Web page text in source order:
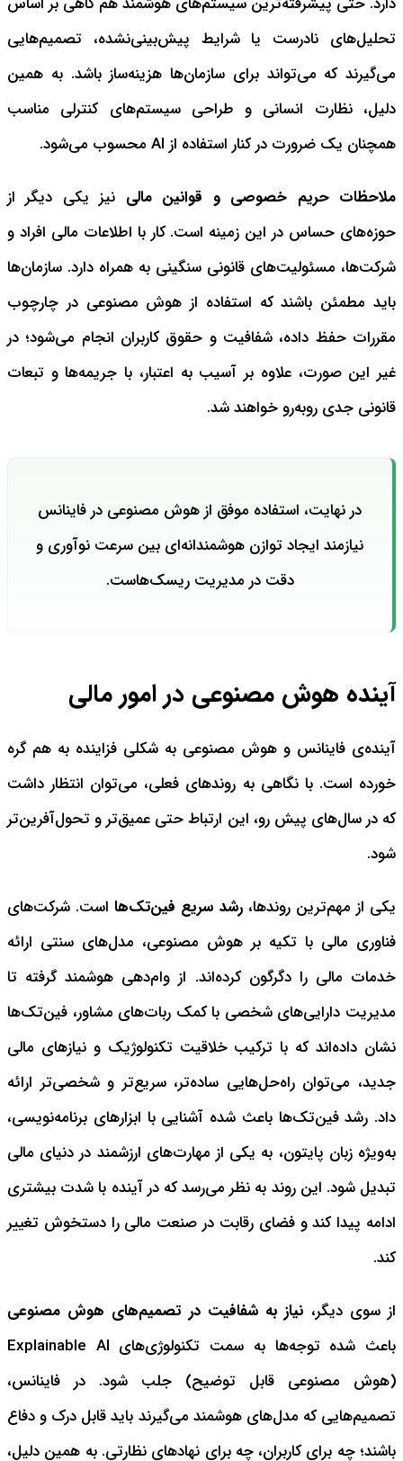
تحلیل‌های نادرست یا شرایط پیش‌بینی‌نشده، تصمیم‌هایی
می‌گیرند که می‌تواند برای سازمان‌ها هزینه‌ساز باشد. به همین
دلیل، نظارت انسانی و طراحی سیستم‌های کنترلی مناسب
همچنان یک ضرورت در کنار استفاده از AI محسوب می‌شود.
ملاحظات حریم خصوصی و قوانین مالی نیز یکی دیگر از
حوزه‌های حساس در این زمینه است. کار با اطلاعات مالی افراد و
شرکت‌ها، مسئولیت‌های قانونی سنگینی به همراه دارد. سازمان‌ها
باید مطمئن باشند که استفاده از هوش مصنوعی در چارچوب
مقررات حفظ داده، شفافیت و حقوق کاربران انجام می‌شود؛ در
غیر این صورت، علاوه بر آسیب به اعتبار، با جریمه‌ها و تبعات
قانونی جدی روبه‌رو خواهند شد.
در نهایت، استفاده موفق از هوش مصنوعی در فاینانس
نیازمند ایجاد توازن هوشمندانه‌ای بین سرعت نوآوری و
دقت در مدیریت ریسک‌هاست.
آینده هوش مصنوعی در امور مالی
آینده‌ی فاینانس و هوش مصنوعی به شکلی فزاینده به هم گره
خورده است. با نگاهی به روندهای فعلی، می‌توان انتظار داشت
که در سال‌های پیش رو، این ارتباط حتی عمیق‌تر و تحول‌آفرین‌تر
شود.
یکی از مهم‌ترین روندها،رشد سریع فین‌تک‌هااست. شرکت‌های
فناوری مالی با تکیه بر هوش مصنوعی، مدل‌های سنتی ارائه
خدمات مالی را دگرگون کرده‌اند. از وام‌دهی هوشمند گرفته تا
مدیریت دارایی‌های شخصی با کمک ربات‌های مشاور، فین‌تک‌ها
نشان داده‌اند که با ترکیب خلاقیت تکنولوژیک و نیازهای مالی
جدید، می‌توان راه‌حل‌هایی ساده‌تر، سریع‌تر و شخصی‌تر ارائه
داد. رشد فین‌تک‌ها باعث شده آشنایی با ابزارهای برنامه‌نویسی،
به‌ویژه زبان پایتون، به یکی از مهارت‌های ارزشمند در دنیای مالی
تبدیل شود. این روند به نظر می‌رسد که در آینده با شدت بیشتری
ادامه پیدا کند و فضای رقابت در صنعت مالی را دستخوش تغییر
کند.
از سوی دیگر، نیاز به شفافیت در تصمیم‌های هوش مصنوعی
باعث شده توجه‌ها به سمت تکنولوژی‌های Explainable AI
(هوش مصنوعی قابل توضیح) جلب شود. در فاینانس،
تصمیم‌هایی که مدل‌های هوشمند می‌گیرند باید قابل درک و دفاع
باشند؛ چه برای کاربران، چه برای نهادهای نظارتی. به همین دلیل،